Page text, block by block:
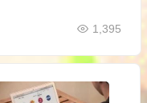
1,395